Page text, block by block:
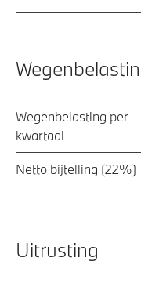
Wegenbelasting per
kwartaal
Netto bijtelling (22%)
Uitrusting